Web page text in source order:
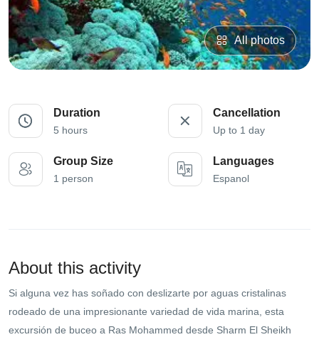
All photos
Duration
5 hours
Cancellation
Up to 1 day
Group Size
1 person
Languages
Espanol
About this activity
Si alguna vez has soñado con deslizarte por aguas cristalinas
rodeado de una impresionante variedad de vida marina, esta
excursión de buceo a Ras Mohammed desde Sharm El Sheikh